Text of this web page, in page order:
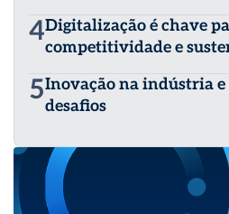
4Digitalização é chave
competitividade e
5Inovação na indústria
desafios